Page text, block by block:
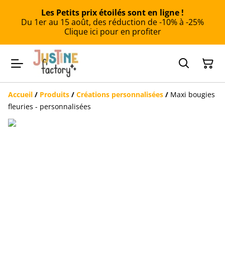
Les Petits prix étoilés sont en ligne !
Du 1er au 15 août, des réduction de -10% à -25%
Clique ici pour en profiter
Accueil / Produits / Créations personnalisées / Maxi bougies
fleuries - personnalisées